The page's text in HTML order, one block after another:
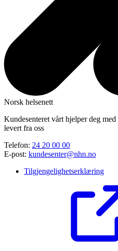
Norsk helsenett
Kundesenteret vårt hjelper deg
levert fra oss
Telefon: 24 20 00 00
E-post: kundesenter@nhn.no
Tilgjengelighetserklæring